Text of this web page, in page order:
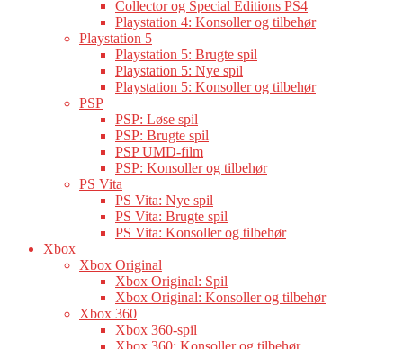
Collector og Special Editions PS4
Playstation 4: Konsoller og tilbehør
Playstation 5
Playstation 5: Brugte spil
Playstation 5: Nye spil
Playstation 5: Konsoller og tilbehør
PSP
PSP: Løse spil
PSP: Brugte spil
PSP UMD-film
PSP: Konsoller og tilbehør
PS Vita
PS Vita: Nye spil
PS Vita: Brugte spil
PS Vita: Konsoller og tilbehør
Xbox
Xbox Original
Xbox Original: Spil
Xbox Original: Konsoller og tilbehør
Xbox 360
Xbox 360-spil